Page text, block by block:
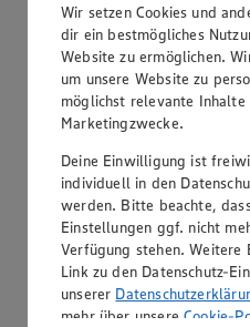
Dieses Mal im Heft: Coole
Abenteuer!
Jetzt entdecken
Wir setzen Cookies und
dir ein bestmögliches
Website zu ermöglichen.
um unsere Website zu
möglichst relevante
Marketingzwecke.
Deine Einwilligung ist
individuell in den
werden. Bitte beachte,
Einstellungen ggf. nicht
Verfügung stehen. Weitere
Link zu den Datenschutz-
unserer
mehr über unsereCookie-